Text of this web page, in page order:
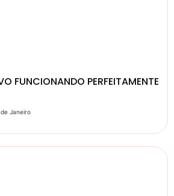
FUNCIONANDO PERFEITAMENTE
de Janeiro